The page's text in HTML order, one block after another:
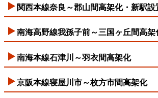
関西本線奈良～郡山間高架化・新駅設
南海高野線我孫子前～三国ヶ丘間高架
南海本線石津川～羽衣間高架化
京阪本線寝屋川市～枚方市間高架化